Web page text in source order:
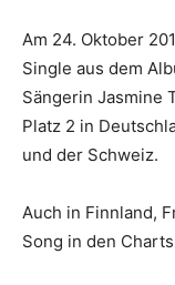
Am 24. Oktober
Single aus dem
Sängerin Jasmine
Platz 2 in
und der Schweiz.
Auch in Finnland,
Song in den